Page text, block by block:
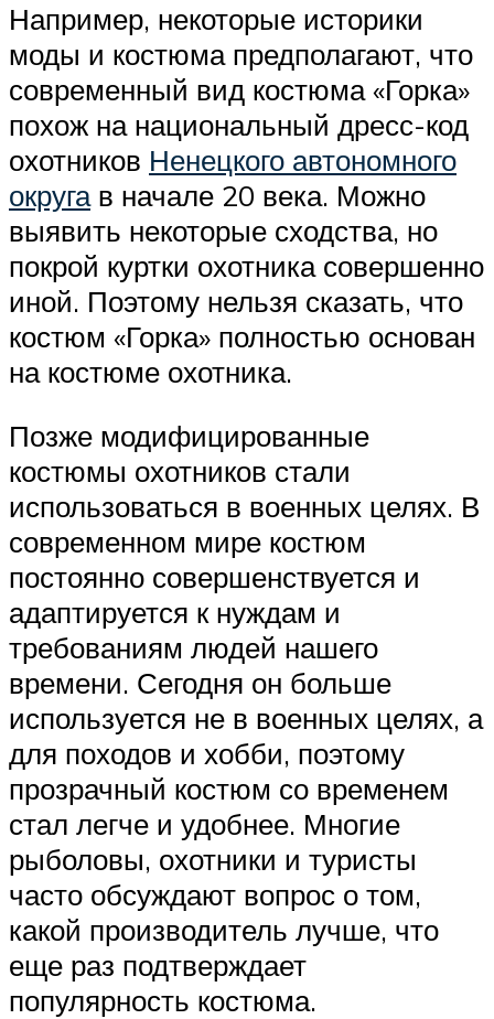
Например, некоторые историки
моды и костюма предполагают, что
современный вид костюма «Горка»
похож на национальный дресс-код
охотников Ненецкого автономного
округав начале 20 века. Можно
выявить некоторые сходства, но
покрой куртки охотника совершенно
иной. Поэтому нельзя сказать, что
костюм «Горка» полностью основан
на костюме охотника.
Позже модифицированные
костюмы охотников стали
использоваться в военных целях. В
современном мире костюм
постоянно совершенствуется и
адаптируется к нуждам и
требованиям людей нашего
времени. Сегодня он больше
используется не в военных целях, а
для походов и хобби, поэтому
прозрачный костюм со временем
стал легче и удобнее. Многие
рыболовы, охотники и туристы
часто обсуждают вопрос о том,
какой производитель лучше, что
еще раз подтверждает
популярность костюма.